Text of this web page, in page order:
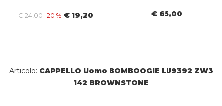
€ 24,00-20 % € 19,20 € 65,00
Articolo: CAPPELLO Uomo BOMBOOGIE LU9392 ZW3
142 BROWNSTONE